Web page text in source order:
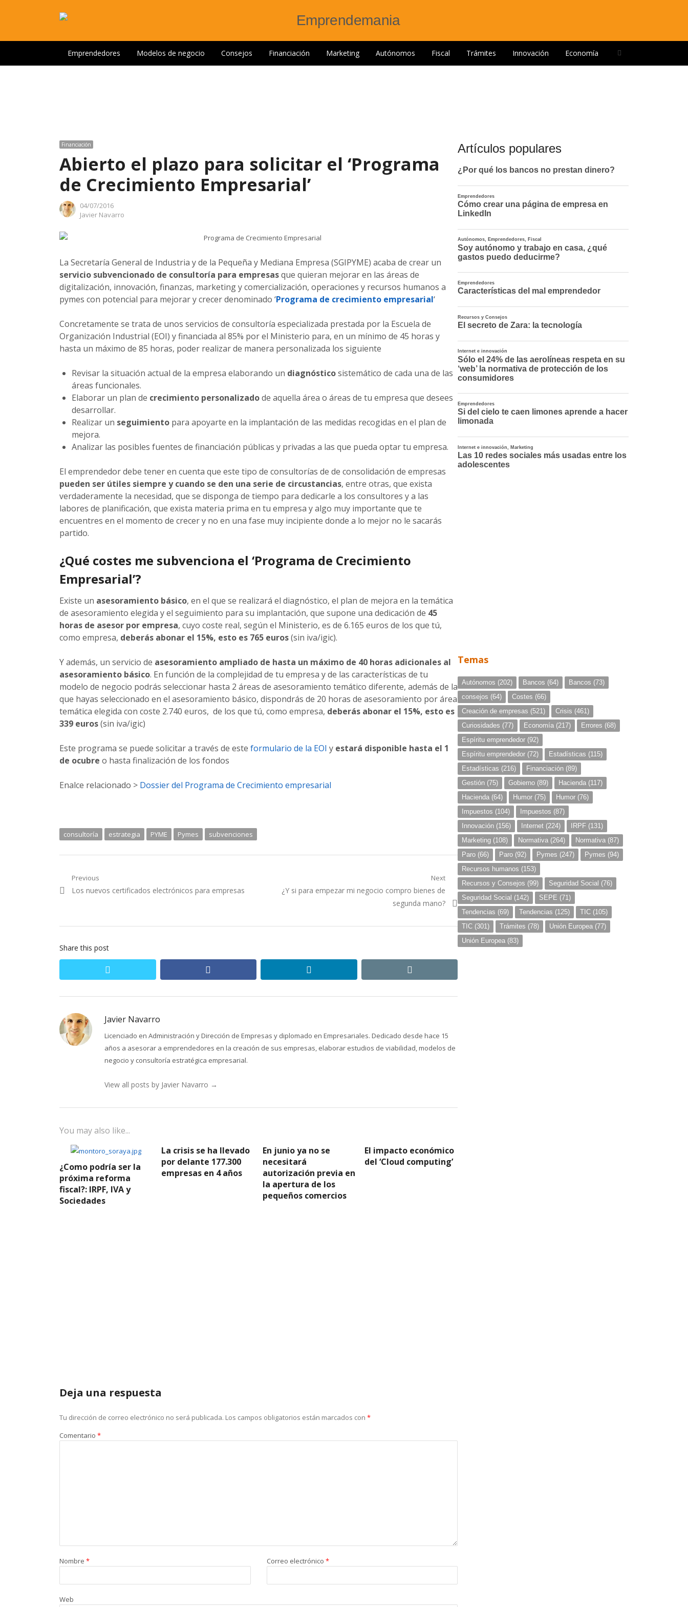
Emprendedores Modelos de negocio Consejos Financiación Marketing Autónomos Fiscal Trámites Innovación Economía
Financiación
Abierto el plazo para solicitar el ‘Programa
de Crecimiento Empresarial’
04/07/2016
Author
Javier Navarro
La Secretaría General de Industria y de la Pequeña y Mediana Empresa (SGIPYME) acaba de crear un
servicio subvencionado de consultoría para empresasque quieran mejorar en las áreas de
digitalización, innovación, finanzas, marketing y comercialización, operaciones y recursos humanos a
pymes con potencial para mejorar y crecer denominado ‘Programa de crecimiento empresarial‘
Concretamente se trata de unos servicios de consultoría especializada prestada por la Escuela de
Organización Industrial (EOI) y financiada al 85% por el Ministerio para, en un mínimo de 45 horas y
hasta un máximo de 85 horas, poder realizar de manera personalizada los siguiente
Revisar la situación actual de la empresa elaborando un diagnósticosistemático de cada una de las
áreas funcionales.
Elaborar un plan de crecimiento personalizadode aquella área o áreas de tu empresa que desees
desarrollar.
Realizar un seguimiento para apoyarte en la implantación de las medidas recogidas en el plan de
mejora.
Analizar las posibles fuentes de financiación públicas y privadas a las que pueda optar tu empresa.
El emprendedor debe tener en cuenta que este tipo de consultorías de de consolidación de empresas
pueden ser útiles siempre y cuando se den una serie de circustancias, entre otras, que exista
verdaderamente la necesidad, que se disponga de tiempo para dedicarle a los consultores y a las
labores de planificación, que exista materia prima en tu empresa y algo muy importante que te
encuentres en el momento de crecer y no en una fase muy incipiente donde a lo mejor no le sacarás
partido.
¿Qué costes me subvenciona el ‘Programa de Crecimiento
Empresarial’?
Existe un asesoramiento básico, en el que se realizará el diagnóstico, el plan de mejora en la temática
de asesoramiento elegida y el seguimiento para su implantación, que supone una dedicación de 45
horas de asesor por empresa, cuyo coste real, según el Ministerio, es de 6.165 euros de los que tú,
como empresa, deberás abonar el 15%, esto es 765 euros(sin iva/igic).
Y además, un servicio de asesoramiento ampliado de hasta un máximo de 40 horas adicionales al
asesoramiento básico. En función de la complejidad de tu empresa y de las características de tu
modelo de negocio podrás seleccionar hasta 2 áreas de asesoramiento temático diferente, además de la
que hayas seleccionado en el asesoramiento básico, dispondrás de 20 horas de asesoramiento por área
temática elegida con coste 2.740 euros, de los que tú, como empresa, deberás abonar el 15%, esto es
339 euros(sin iva/igic)
Este programa se puede solicitar a través de este formulario de la EOI y estará disponible hasta el 1
de ocubre o hasta finalización de los fondos
Enalce relacionado > Dossier del Programa de Crecimiento empresarial
consultoría estrategia PYME Pymes subvenciones
Navegación
de
Previous
Previous
Los nuevos certificados electrónicos para empresas
Next
Next
¿Y si para empezar mi negocio compro bienes de
segunda mano?
Share this post
linkedin
Javier Navarro
Licenciado en Administración y Dirección de Empresas y diplomado en Empresariales. Dedicado desde hace 15
años a asesorar a emprendedores en la creación de sus empresas, elaborar estudios de viabilidad, modelos de
negocio y consultoría estratégica empresarial.
View all posts by Javier Navarro →
You may also like...
¿Como podría ser la
próxima reforma
fiscal?: IRPF, IVA y
Sociedades
La crisis se ha llevado
por delante 177.300
empresas en 4 años
En junio ya no se
necesitará
autorización previa en
la apertura de los
pequeños comercios
El impacto económico
del ‘Cloud computing’
Deja una respuesta
Tu dirección de correo electrónico no será publicada. Los campos obligatorios están marcados con *
Comentario *
Nombre * Correo electrónico *
Web
Artículos populares
Temas
Autónomos (202) Bancos (64) Bancos (73)
consejos (64) Costes (66)
Creación de empresas (521) Crisis (461)
Curiosidades (77) Economía (217) Errores (68)
Espíritu emprendedor (92)
Espíritu emprendedor (72) Estadísticas (115)
Estadísticas (216) Financiación (89)
Gestión (75) Gobierno (89) Hacienda (117)
Hacienda (64) Humor (75) Humor (76)
Impuestos (104) Impuestos (87)
Innovación (156) Internet (224) IRPF (131)
Marketing (108) Normativa (264) Normativa (87)
Paro (66) Paro (92) Pymes (247) Pymes (94)
Recursos humanos (153)
Recursos y Consejos (99) Seguridad Social (76)
Seguridad Social (142) SEPE (71)
Tendencias (69) Tendencias (125) TIC (105)
TIC (301) Trámites (78) Unión Europea (77)
Unión Europea (83)